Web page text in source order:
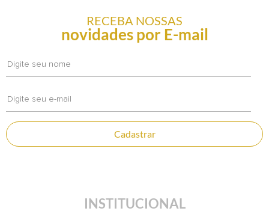
RECEBA NOSSAS
novidades por E-mail
Cadastrar
INSTITUCIONAL